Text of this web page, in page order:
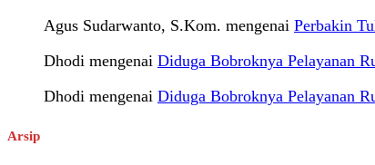
Agus Sudarwanto, S.Kom. mengenai Perbakin
Dhodi mengenai Diduga Bobroknya Pelayanan
Dhodi mengenai Diduga Bobroknya Pelayanan
Arsip